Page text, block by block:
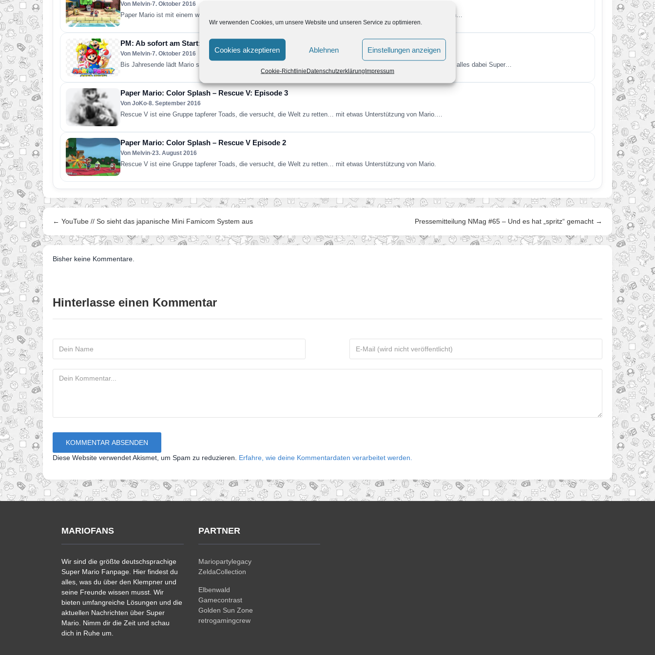
Wir verwenden Cookies, um unsere Website und unseren Service zu optimieren.
Cookies akzeptieren Ablehnen Einstellungen anzeigen
Cookie-RichtlinieDatenschutzerklärungImpressum
Von Melvin•7. Oktober 2016
Paper Mario ist mit einem weiteren urkomischen Abenteuer zurück – in „Paper Mario: Color Splash“. Ab sofort erhältlich…
PM: Ab sofort am Start: Paper Mario: Color Splash und Mario Party: Star Rush
Von Melvin•7. Oktober 2016
Bis Jahresende lädt Mario seine Fans zu abwechslungsreichem Spielspaß ein: Von Klassiker bis Smartphone-Spiel ist alles dabei Super…
Paper Mario: Color Splash – Rescue V: Episode 3
Von JoKo•8. September 2016
Rescue V ist eine Gruppe tapferer Toads, die versucht, die Welt zu retten… mit etwas Unterstützung von Mario.…
Paper Mario: Color Splash – Rescue V Episode 2
Von Melvin•23. August 2016
Rescue V ist eine Gruppe tapferer Toads, die versucht, die Welt zu retten… mit etwas Unterstützung von Mario.
← YouTube // So sieht das japanische Mini Famicom System aus Pressemitteilung NMag #65 – Und es hat „spritz“ gemacht →
Bisher keine Kommentare.
Hinterlasse einen Kommentar
Diese Website verwendet Akismet, um Spam zu reduzieren. Erfahre, wie deine Kommentardaten verarbeitet werden.
MARIOFANS
Wir sind die größte deutschsprachige
Super Mario Fanpage. Hier findest du
alles, was du über den Klempner und
seine Freunde wissen musst. Wir
bieten umfangreiche Lösungen und die
aktuellen Nachrichten über Super
Mario. Nimm dir die Zeit und schau
dich in Ruhe um.
PARTNER
Mariopartylegacy
ZeldaCollection
Elbenwald
Gamecontrast
Golden Sun Zone
retrogamingcrew